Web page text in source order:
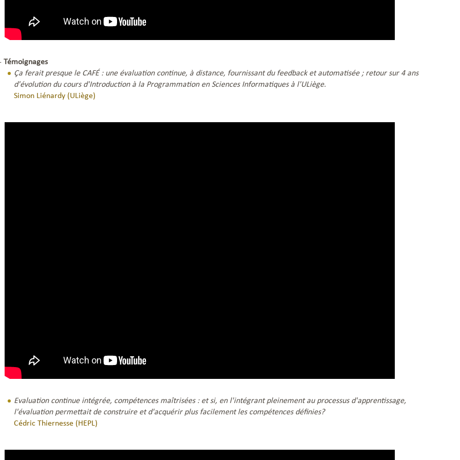
Témoignages
Ça ferait presque le CAFÉ : une évaluation continue, à distance, fournissant du feedback et automatisée ; retour sur 4 ans
d'évolution du cours d'Introduction à la Programmation en Sciences Informatiques à l'ULiège.
Simon Liénardy (ULiège)
Evaluation continue intégrée, compétences maîtrisées : et si, en l'intégrant pleinement au processus d'apprentissage,
l'évaluation permettait de construire et d'acquérir plus facilement les compétences définies?
Cédric Thiernesse (HEPL)